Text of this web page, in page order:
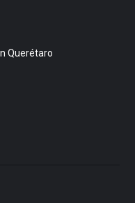
Querétaro